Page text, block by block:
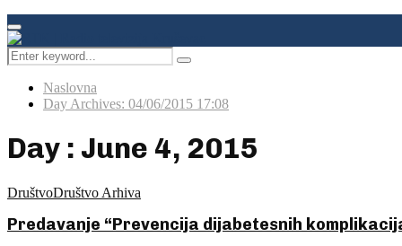
Facebook
Instagram
Youtube
Primary
Menu
Search
for:
Pretraga
Naslovna
Day Archives: 04/06/2015 17:08
Day : June 4, 2015
DruštvoDruštvo Arhiva
Predavanje “Prevencija dijabetesnih